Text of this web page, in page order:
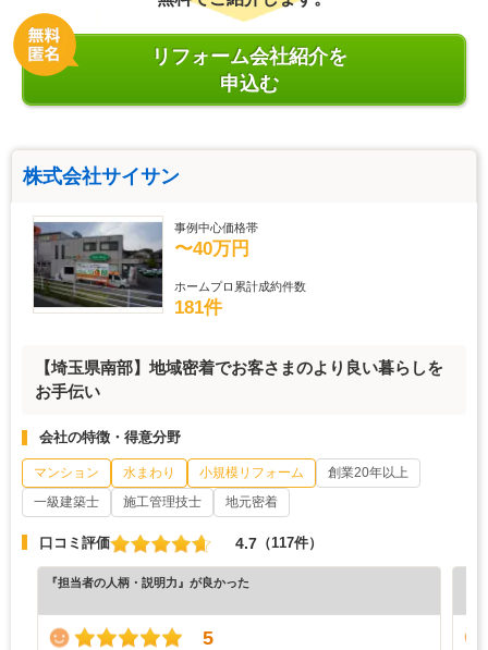
リフォーム会社紹介を
申込む
株式会社サイサン
事例中心価格帯
〜40万円
ホームプロ累計成約件数
181件
【埼玉県南部】地域密着でお客さまのより良い暮らしを
お手伝い
会社の特徴・得意分野
マンション 水まわり 小規模リフォーム
創業20年以上
一級建築士
施工管理技士 地元密着
口コミ評価 4.7 （117件）
『担当者の人柄・説明力』が良かった
5